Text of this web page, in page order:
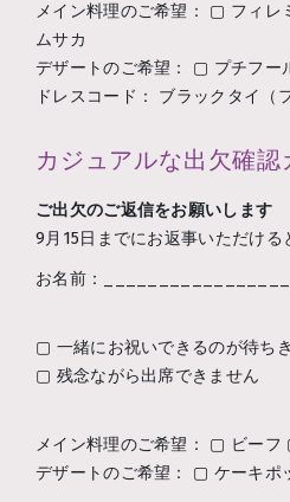
メイン料理のご希望： ▢ フィレ
ムサカ
デザートのご希望： ▢ プチフー
ドレスコード： ブラックタイ（
カジュアルな出欠確認
ご出欠のご返信をお願いします
9月15日までにお返事いただける
お名前：
▢ 一緒にお祝いできるのが待ち
▢ 残念ながら出席できません
メイン料理のご希望： ▢ ビー
デザートのご希望： ▢ ケーキポ